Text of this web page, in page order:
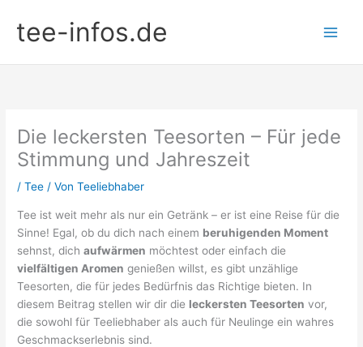
Inhalt
springen
tee-infos.de
Die leckersten Teesorten – Für jede
Stimmung und Jahreszeit
/Tee / VonTeeliebhaber
Tee ist weit mehr als nur ein Getränk – er ist eine Reise für die
Sinne! Egal, ob du dich nach einem beruhigenden Moment
sehnst, dichaufwärmen möchtest oder einfach die
vielfältigen Aromen genießen willst, es gibt unzählige
Teesorten, die für jedes Bedürfnis das Richtige bieten. In
diesem Beitrag stellen wir dir die leckersten Teesorten vor,
die sowohl für Teeliebhaber als auch für Neulinge ein wahres
Geschmackserlebnis sind.